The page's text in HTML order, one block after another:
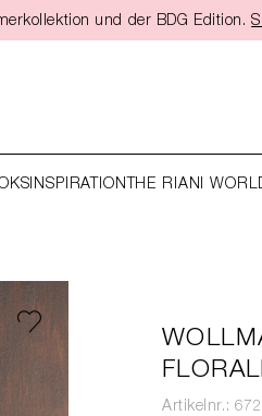
und der BDG Edition.
INSPIRATION THE RIANI
Artikelnr.: